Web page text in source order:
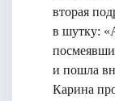
вторая
в шутку:
и пошла
Карина